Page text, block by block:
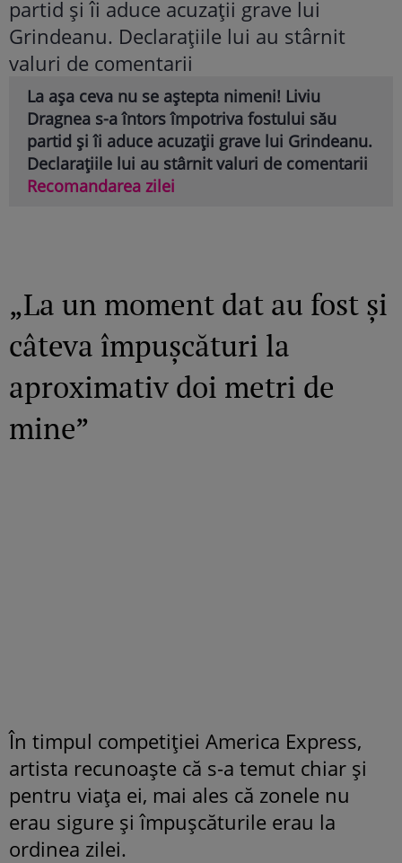
La așa ceva nu se aștepta nimeni! Liviu
Dragnea s-a întors împotriva fostului său
partid și îi aduce acuzații grave lui Grindeanu.
Declarațiile lui au stârnit valuri de comentarii
Recomandarea zilei
„La un moment dat au fost și
câteva împușcături la
aproximativ doi metri de
mine”
În timpul competiției America Express,
artista recunoaște că s-a temut chiar și
pentru viața ei, mai ales că zonele nu
erau sigure și împușcăturile erau la
ordinea zilei.